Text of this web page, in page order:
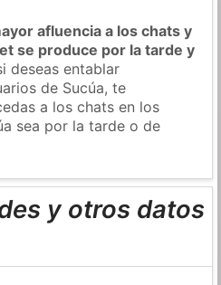
afluencia a los chats y
se produce por la tarde y
deseas entablar
de Sucúa, te
a los chats en los
sea por la tarde o de
y otros datos